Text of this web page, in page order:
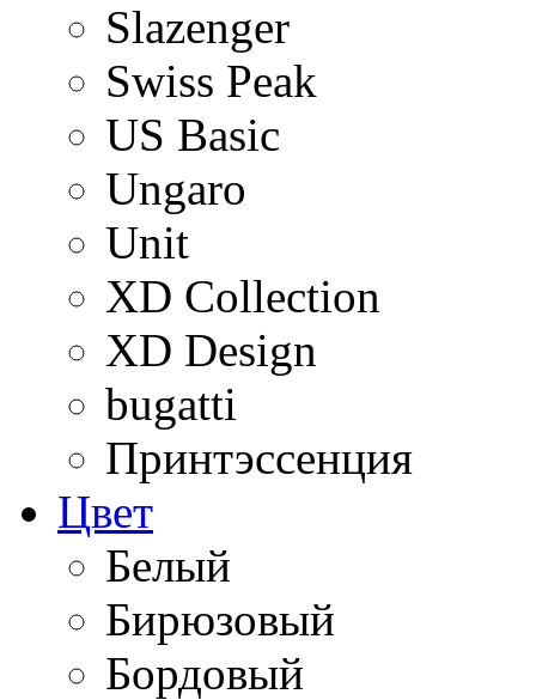
Slazenger
Swiss Peak
US Basic
Ungaro
Unit
XD Collection
XD Design
bugatti
Принтэссенция
Цвет
Белый
Бирюзовый
Бордовый